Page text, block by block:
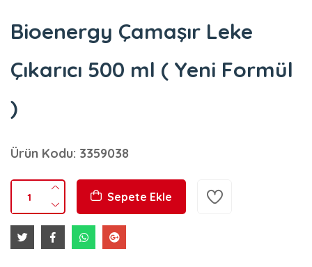
Bioenergy Çamaşır Leke
Çıkarıcı 500 ml ( Yeni Formül
)
Ürün Kodu: 3359038
Sepete Ekle